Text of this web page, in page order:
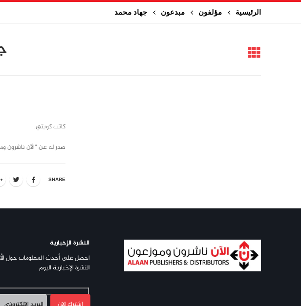
الرئيسية مؤلفون مبدعون جهاد محمد
كاتب كويتي.
صدر له عن “الآن ناشرون
SHARE
النشرة الإخبارية
احصل على أحدث المعلومات حول
النشرة الإخبارية اليوم